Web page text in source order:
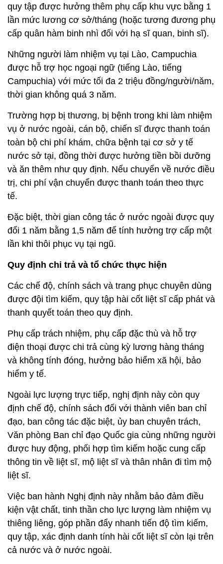
quy tập được hưởng thêm phụ cấp khu vực bằng 1
lần mức lương cơ sở/tháng (hoặc tương đương phụ
cấp quân hàm binh nhì đối với hạ sĩ quan, binh sĩ).
Những người làm nhiệm vụ tại Lào, Campuchia
được hỗ trợ học ngoại ngữ (tiếng Lào, tiếng
Campuchia) với mức tối đa 2 triệu đồng/người/năm,
thời gian không quá 3 năm.
Trường hợp bị thương, bị bệnh trong khi làm nhiệm
vụ ở nước ngoài, cán bộ, chiến sĩ được thanh toán
toàn bộ chi phí khám, chữa bệnh tại cơ sở y tế
nước sở tại, đồng thời được hưởng tiền bồi dưỡng
và ăn thêm như quy định. Nếu chuyển về nước điều
trị, chi phí vận chuyển được thanh toán theo thực
tế.
Đặc biệt, thời gian công tác ở nước ngoài được quy
đổi 1 năm bằng 1,5 năm để tính hưởng trợ cấp một
lần khi thôi phục vụ tại ngũ.
Quy định chi trả và tổ chức thực hiện
Các chế độ, chính sách và trang phục chuyên dùng
được đội tìm kiếm, quy tập hài cốt liệt sĩ cấp phát và
thanh quyết toán theo quy định.
Phụ cấp trách nhiệm, phụ cấp đặc thù và hỗ trợ
điện thoại được chi trả cùng kỳ lương hàng tháng
và không tính đóng, hưởng bảo hiểm xã hội, bảo
hiểm y tế.
Ngoài lực lượng trực tiếp, nghị định này còn quy
định chế độ, chính sách đối với thành viên ban chỉ
đạo, ban công tác đặc biệt, ủy ban chuyên trách,
Văn phòng Ban chỉ đạo Quốc gia cùng những người
được huy động, phối hợp tìm kiếm hoặc cung cấp
thông tin về liệt sĩ, mộ liệt sĩ và thân nhân đi tìm mộ
liệt sĩ.
Việc ban hành Nghị định này nhằm bảo đảm điều
kiện vật chất, tinh thần cho lực lượng làm nhiệm vụ
thiêng liêng, góp phần đẩy nhanh tiến độ tìm kiếm,
quy tập, xác định danh tính hài cốt liệt sĩ còn lại trên
cả nước và ở nước ngoài.